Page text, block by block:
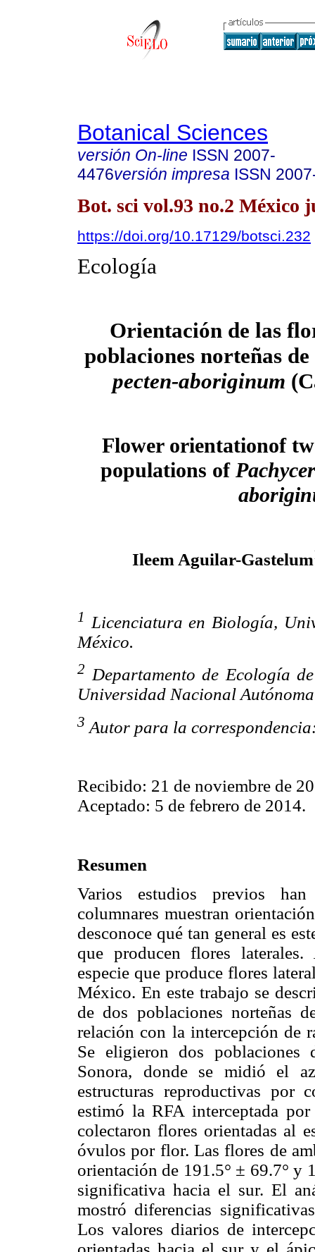
Botanical Sciences
versión On-line ISSN 2007-
4476versión impresa ISSN
Bot. sci vol.93 no.2 México
https://doi.org/10.17129/botsci.232
Ecología
Orientación de las
poblaciones norteñas de
pecten-aboriginum
Flower orientationof
populations of
Ileem Aguilar-Gastelum
1
Licenciatura en Biología,
México.
2 Departamento de Ecología
Universidad Nacional
3 Autor para la
Recibido: 21 de noviembre de
Aceptado: 5 de febrero de 2014.
Resumen
Varios estudios previos han
columnares muestran
desconoce qué tan general es
que producen flores laterales.
especie que produce flores
México. En este trabajo se
de dos poblaciones norteñas
relación con la intercepción de
Se eligieron dos
Sonora, donde se midió el
estructuras reproductivas por
estimó la RFA interceptada
colectaron flores orientadas al
óvulos por flor. Las flores de
orientación de 191.5° ± 69.7° y
significativa hacia el sur. El
mostró diferencias
Los valores diarios de